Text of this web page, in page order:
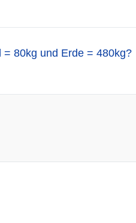
80kg und Erde = 480kg?